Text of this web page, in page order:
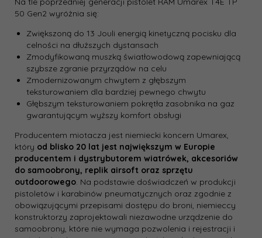
50 Gen2 wyróżnia się:
Zwiększoną do 13 Jouli energią kinetyczną pocisku dla
celności na dłuższych dystansach
Zmodyfikowaną muszką światłowodową zapewniającą
szybsze zgranie przyrządów na celu
Zmodernizowanym chwytem z głębszym
teksturowaniem dla bardziej pewnego chwytu
Głębszym teksturowaniem pokrętła zasobnika na gaz
gwarantującym wyższy komfort obsługi
Producentem miotacza jest niemiecki koncern Umarex,
który od blisko 20 lat jest największym w Europie
producentem i dystrybutorem wiatrówek, akcesoriów
do samoobrony, replik airsoft oraz sprzętu
outdoorowego. Na podstawie doświadczeń w produkcji
pistoletów i karabinów pneumatycznych oraz zgodnie z
obowiązującymi przepisami dostępu do broni, niemieccy
konstruktorzy zaprojektowali niezawodne urządzenie do
samoobrony, które nie wymaga pozwolenia i rejestracji i